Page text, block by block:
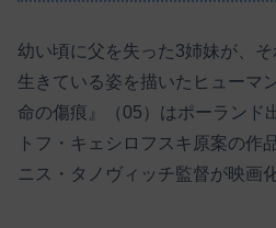
幼い頃に父を失った3姉妹が、
生きている姿を描いたヒューマ
命の傷痕』（05）はポーランド
トフ・キェシロフスキ原案の作
ニス・タノヴィッチ監督が映画